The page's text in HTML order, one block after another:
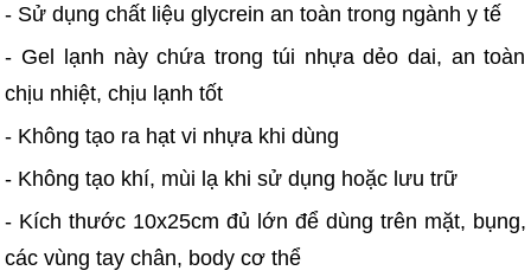
- Sử dụng chất liệu glycrein an toàn trong ngành y tế
- Gel lạnh này chứa trong túi nhựa dẻo dai, an toàn
chịu nhiệt, chịu lạnh tốt
- Không tạo ra hạt vi nhựa khi dùng
- Không tạo khí, mùi lạ khi sử dụng hoặc lưu trữ
- Kích thước 10x25cm đủ lớn để dùng trên mặt, bụng,
các vùng tay chân, body cơ thể